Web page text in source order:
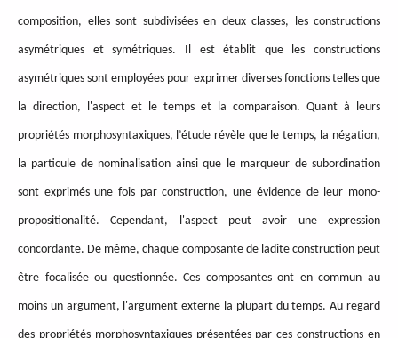
composition, elles sont subdivisées en deux classes, les constructions
asymétriques et symétriques. Il est établit que les constructions
asymétriques sont employées pour exprimer diverses fonctions telles que
la direction, l'aspect et le temps et la comparaison. Quant à leurs
propriétés morphosyntaxiques, l’étude révèle que le temps, la négation,
la particule de nominalisation ainsi que le marqueur de subordination
sont exprimés une fois par construction, une évidence de leur mono-
propositionalité. Cependant, l'aspect peut avoir une expression
concordante. De même, chaque composante de ladite construction peut
être focalisée ou questionnée. Ces composantes ont en commun au
moins un argument, l'argument externe la plupart du temps. Au regard
des propriétés morphosyntaxiques présentées par ces constructions en